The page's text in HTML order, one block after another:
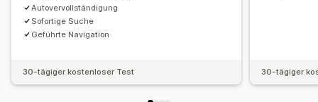
Autovervollständigung
Sofortige Suche
Geführte Navigation
30-tägiger kostenloser Test 30-tägiger